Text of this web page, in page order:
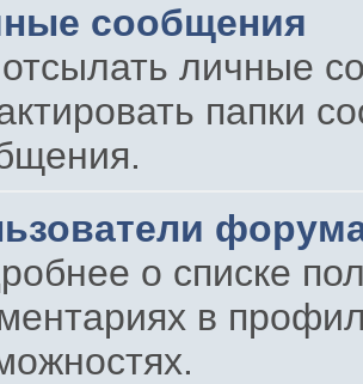
сообщения
личные
папки
о списке
в